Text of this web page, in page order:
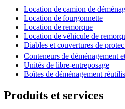
Location de camion de
Location de fourgonnette
Location de remorque
Location de véhicule de
Diables et couvertures de
Conteneurs de déménagement
Unités de libre-entreposage
Boîtes de déménagement
Produits et services